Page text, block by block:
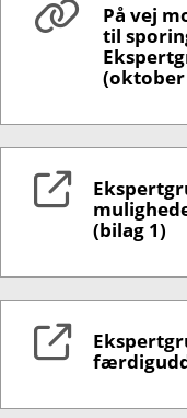
På vej
til
(oktober
(bilag 1)